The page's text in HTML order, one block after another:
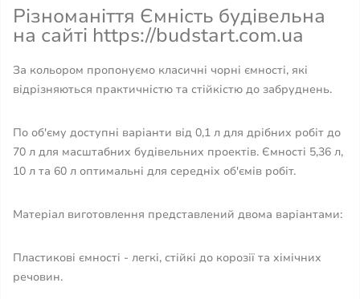
Різноманіття Ємність будівельна
на сайті https://budstart.com.ua
За кольором пропонуємо класичні чорні ємності, які
відрізняються практичністю та стійкістю до забруднень.
По об'єму доступні варіанти від 0,1 л для дрібних робіт до
70 л для масштабних будівельних проектів. Ємності 5,36 л,
10 л та 60 л оптимальні для середніх об'ємів робіт.
Матеріал виготовлення представлений двома варіантами:
Пластикові ємності - легкі, стійкі до корозії та хімічних
речовин.